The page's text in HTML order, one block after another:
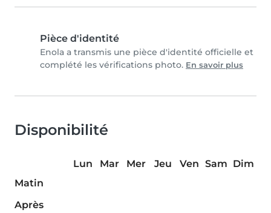
Pièce d'identité
Enola a transmis une pièce d'identité officielle et
complété les vérifications photo. En savoir plus
Disponibilité
Lun Mar Mer Jeu Ven Sam Dim
Matin
Après